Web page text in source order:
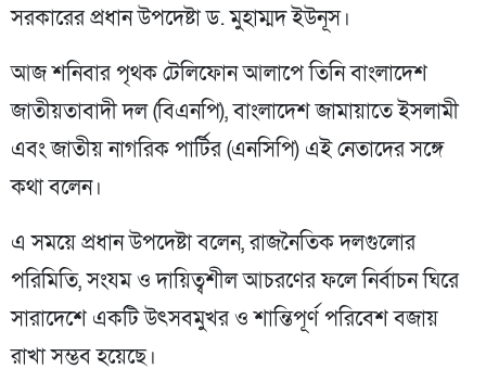
সরকারের প্রধান উপদেষ্টা ড. মুহাম্মদ ইউনূস।
আজ শনিবার পৃথক টেলিফোন আলাপে তিনি বাংলাদেশ
জাতীয়তাবাদী দল (বিএনপি), বাংলাদেশ জামায়াতে ইসলামী
এবং জাতীয় নাগরিক পার্টির (এনসিপি) এই নেতাদের সঙ্গে
কথা বলেন।
এ সময়ে প্রধান উপদেষ্টা বলেন, রাজনৈতিক দলগুলোর
পরিমিতি, সংযম ও দায়িত্বশীল আচরণের ফলে নির্বাচন ঘিরে
সারাদেশে একটি উৎসবমুখর ও শান্তিপূর্ণ পরিবেশ বজায়
রাখা সম্ভব হয়েছে।